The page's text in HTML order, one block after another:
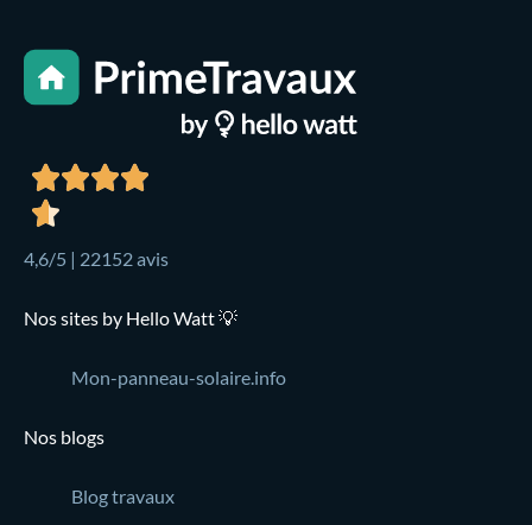
4,6/5 | 22152 avis
Nos sites by Hello Watt 💡
Mon-panneau-solaire.info
Nos blogs
Blog travaux